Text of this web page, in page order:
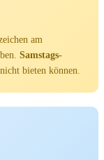
am
Samstags-
bieten können.